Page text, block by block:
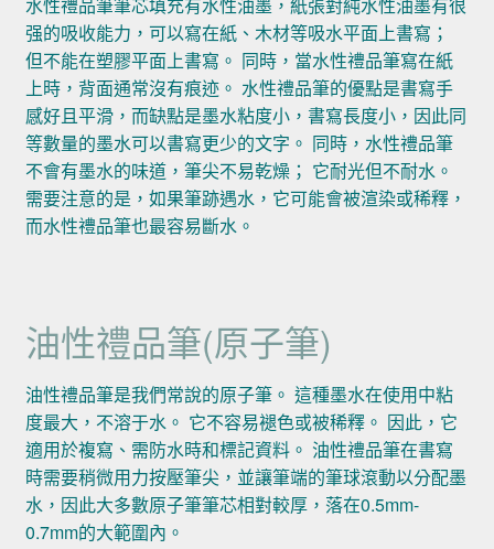
强的吸收能力，可以寫在紙、木材等吸水平面上書寫；
但不能在塑膠平面上書寫。 同時，當水性禮品筆寫在紙
上時，背面通常沒有痕迹。 水性禮品筆的優點是書寫手
感好且平滑，而缺點是墨水粘度小，書寫長度小，因此同
等數量的墨水可以書寫更少的文字。 同時，水性禮品筆
不會有墨水的味道，筆尖不易乾燥； 它耐光但不耐水。
需要注意的是，如果筆跡遇水，它可能會被渲染或稀釋，
而水性禮品筆也最容易斷水。
油性禮品筆(原子筆)
油性禮品筆是我們常說的原子筆。 這種墨水在使用中粘
度最大，不溶于水。 它不容易褪色或被稀釋。 因此，它
適用於複寫、需防水時和標記資料。 油性禮品筆在書寫
時需要稍微用力按壓筆尖，並讓筆端的筆球滾動以分配墨
水，因此大多數原子筆筆芯相對較厚，落在0.5mm-
0.7mm的大範圍內。